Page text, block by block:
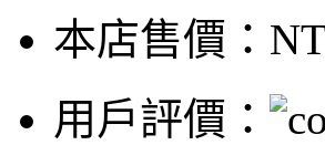
本店售價：
用戶評價：